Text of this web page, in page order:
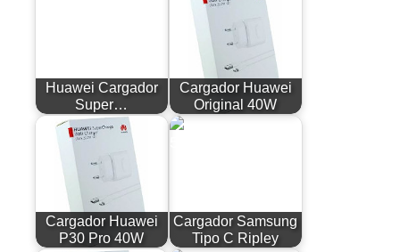
Huawei Cargador
Super…
Cargador Huawei
Original 40W
Cargador Huawei
P30 Pro 40W
Cargador Samsung
Tipo C Ripley